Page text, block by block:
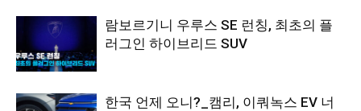
람보르기니 우루스 SE 런칭, 최초의 플
러그인 하이브리드 SUV
한국 언제 오니?_캠리, 이쿼녹스 EV 너